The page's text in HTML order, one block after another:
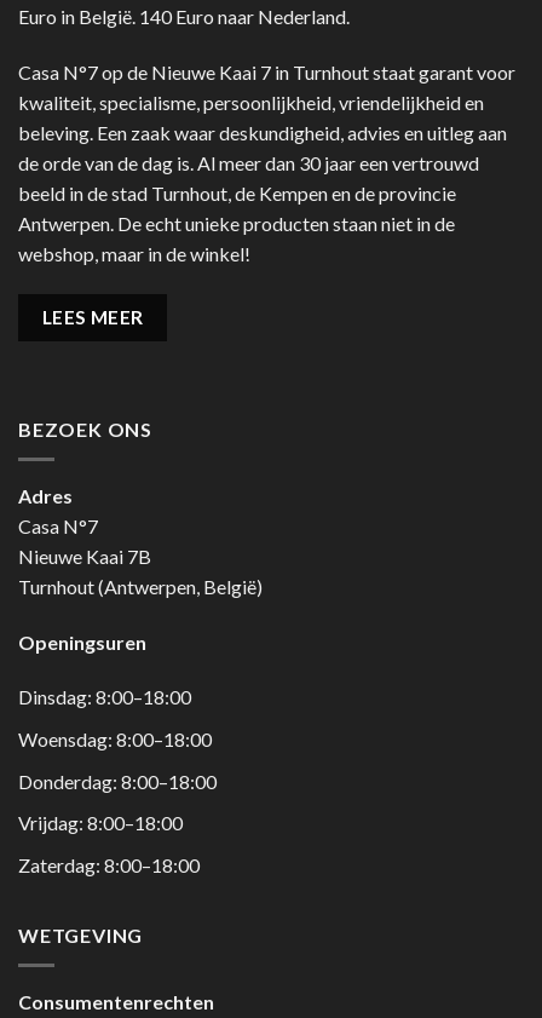
Euro in België. 140 Euro naar Nederland.
Casa N°7 op de Nieuwe Kaai 7 in Turnhout staat garant voor
kwaliteit, specialisme, persoonlijkheid, vriendelijkheid en
beleving. Een zaak waar deskundigheid, advies en uitleg aan
de orde van de dag is. Al meer dan 30 jaar een vertrouwd
beeld in de stad Turnhout, de Kempen en de provincie
Antwerpen. De echt unieke producten staan niet in de
webshop, maar in de winkel!
LEES MEER
BEZOEK ONS
Adres
Casa N°7
Nieuwe Kaai 7B
Turnhout (Antwerpen, België)
Openingsuren
Dinsdag: 8:00–18:00
Woensdag: 8:00–18:00
Donderdag: 8:00–18:00
Vrijdag: 8:00–18:00
Zaterdag: 8:00–18:00
WETGEVING
Consumentenrechten